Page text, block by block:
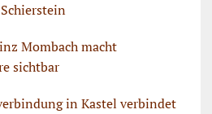
Mombach macht
sichtbar
in Kastel verbindet